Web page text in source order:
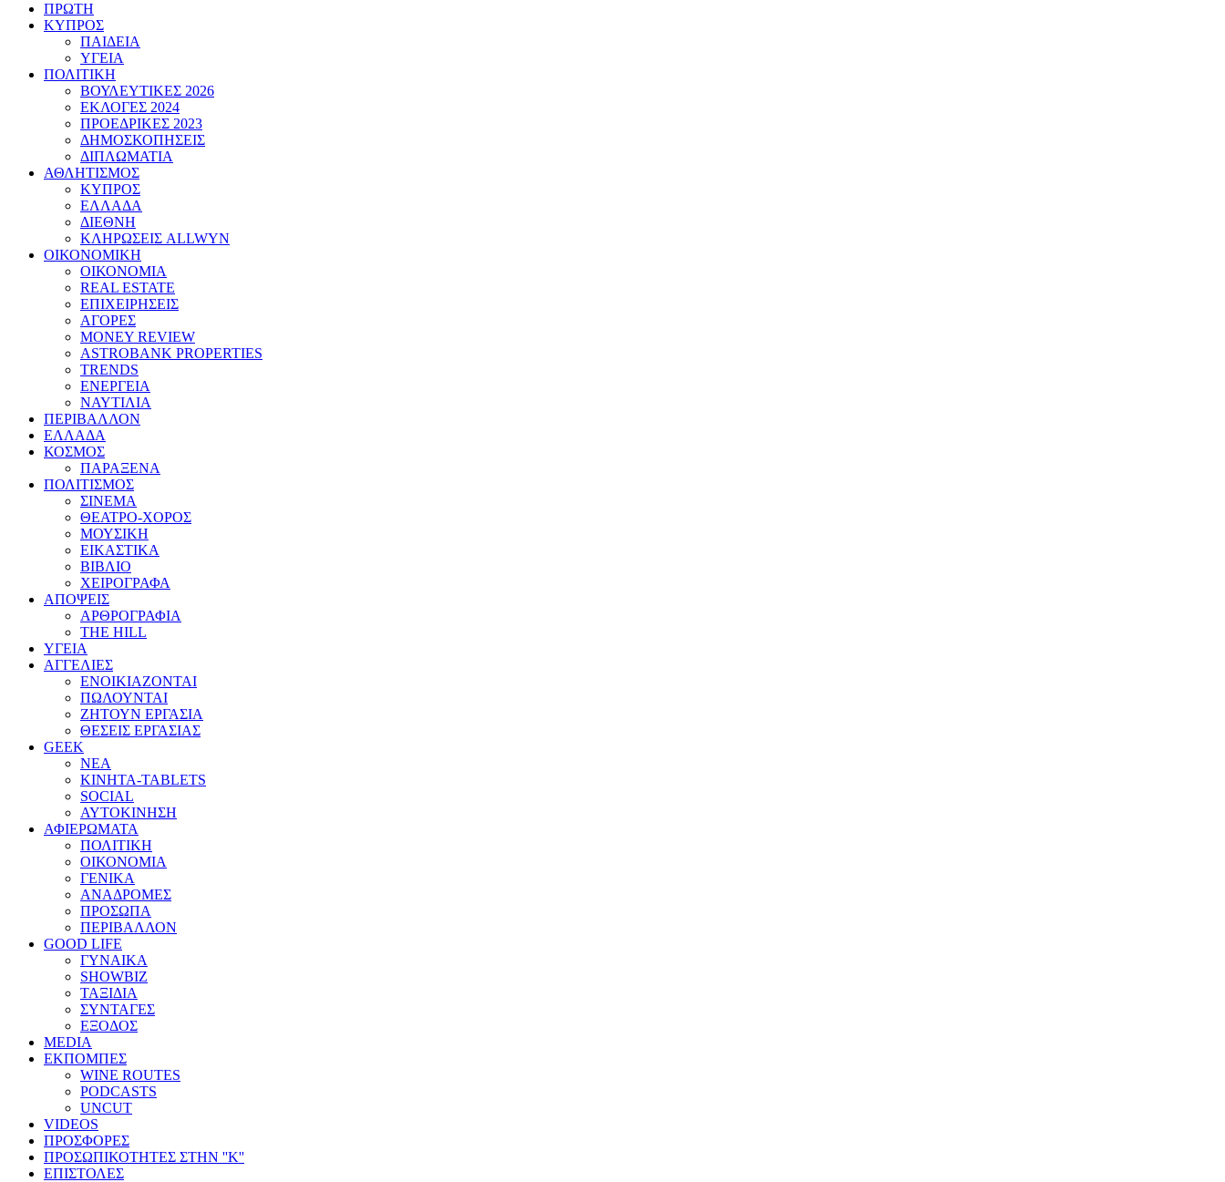
ΠΡΩΤΗ
ΚΥΠΡΟΣ
ΠΑΙΔΕΙΑ
ΥΓΕΙΑ
ΠΟΛΙΤΙΚΗ
ΒΟΥΛΕΥΤΙΚΕΣ 2026
ΕΚΛΟΓΕΣ 2024
ΠΡΟΕΔΡΙΚΕΣ 2023
ΔΗΜΟΣΚΟΠΗΣΕΙΣ
ΔΙΠΛΩΜΑΤΙΑ
ΑΘΛΗΤΙΣΜΟΣ
ΚΥΠΡΟΣ
ΕΛΛΑΔΑ
ΔΙΕΘΝΗ
ΚΛΗΡΩΣΕΙΣ ALLWYN
ΟΙΚΟΝΟΜΙΚΗ
ΟΙΚΟΝΟΜΙΑ
REAL ESTATE
ΕΠΙΧΕΙΡΗΣΕΙΣ
ΑΓΟΡΕΣ
MONEY REVIEW
ASTROBANK PROPERTIES
TRENDS
ΕΝΕΡΓΕΙΑ
ΝΑΥΤΙΛΙΑ
ΠΕΡΙΒΑΛΛΟΝ
ΕΛΛΑΔΑ
ΚΟΣΜΟΣ
ΠΑΡΑΞΕΝΑ
ΠΟΛΙΤΙΣΜΟΣ
ΣΙΝΕΜΑ
ΘΕΑΤΡΟ-ΧΟΡΟΣ
ΜΟΥΣΙΚΗ
ΕΙΚΑΣΤΙΚΑ
ΒΙΒΛΙΟ
ΧΕΙΡΟΓΡΑΦΑ
ΑΠΟΨΕΙΣ
ΑΡΘΡΟΓΡΑΦΙΑ
THE HILL
ΥΓΕΙΑ
ΑΓΓΕΛΙΕΣ
ΕΝΟΙΚΙΑΖΟΝΤΑΙ
ΠΩΛΟΥΝΤΑΙ
ΖΗΤΟΥΝ ΕΡΓΑΣΙΑ
ΘΕΣΕΙΣ ΕΡΓΑΣΙΑΣ
GEEK
ΝΕΑ
ΚΙΝΗΤΑ-TABLETS
SOCIAL
ΑΥΤΟΚΙΝΗΣΗ
ΑΦΙΕΡΩΜΑΤΑ
ΠΟΛΙΤΙΚΗ
ΟΙΚΟΝΟΜΙΑ
ΓΕΝΙΚΑ
ΑΝΑΔΡΟΜΕΣ
ΠΡΟΣΩΠΑ
ΠΕΡΙΒΑΛΛΟΝ
GOOD LIFE
ΓΥΝΑΙΚΑ
SHOWBIZ
ΤΑΞΙΔΙΑ
ΣΥΝΤΑΓΕΣ
ΕΞΟΔΟΣ
MEDIA
ΕΚΠΟΜΠΕΣ
WINE ROUTES
PODCASTS
UNCUT
VIDEOS
ΠΡΟΣΦΟΡΕΣ
ΠΡΟΣΩΠΙΚΟΤΗΤΕΣ ΣΤΗΝ ''Κ''
ΕΠΙΣΤΟΛΕΣ